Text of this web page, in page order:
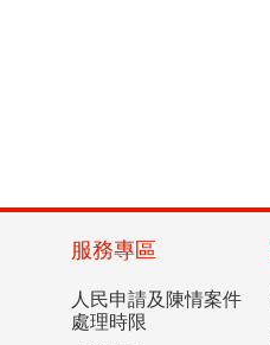
服務專區
人民申請及陳情案件
處理時限